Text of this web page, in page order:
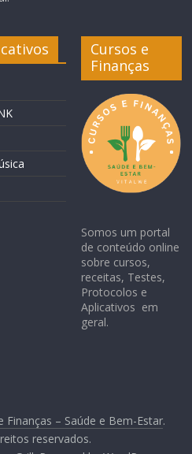
Cursos e
Finanças
Somos um portal
de conteúdo online
sobre cursos,
receitas, Testes,
Protocolos e
Aplicativos em
geral.
Finanças – Saúde e Bem-Estar.
reservados.